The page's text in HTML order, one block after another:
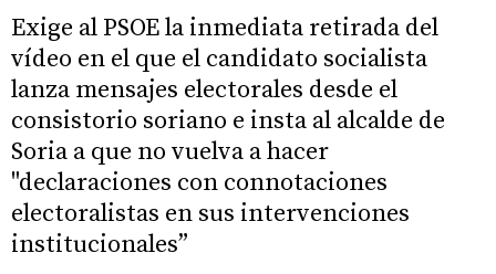
Exige al PSOE la inmediata retirada del
vídeo en el que el candidato socialista
lanza mensajes electorales desde el
consistorio soriano e insta al alcalde de
Soria a que no vuelva a hacer
"declaraciones con connotaciones
electoralistas en sus intervenciones
institucionales”